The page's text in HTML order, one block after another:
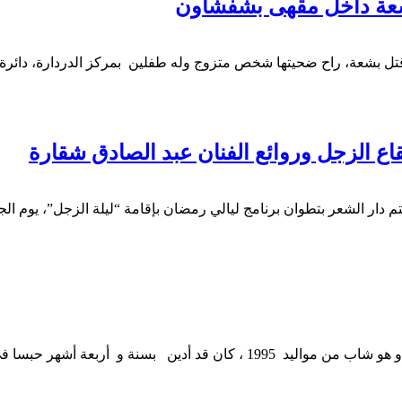
داخل مقهى بشفشاون
الجمعة 6 شتنبر، على وقع جريمة قتل بشعة، راح ضحيتها شخص متزوج وله طفلين
الزجل وروائع الفنان عبد الصادق شقارة
أقدم نزيل بالسجن المحلي لتطوان صباح اليوم الجمعة ، على الإنتحار، و هو